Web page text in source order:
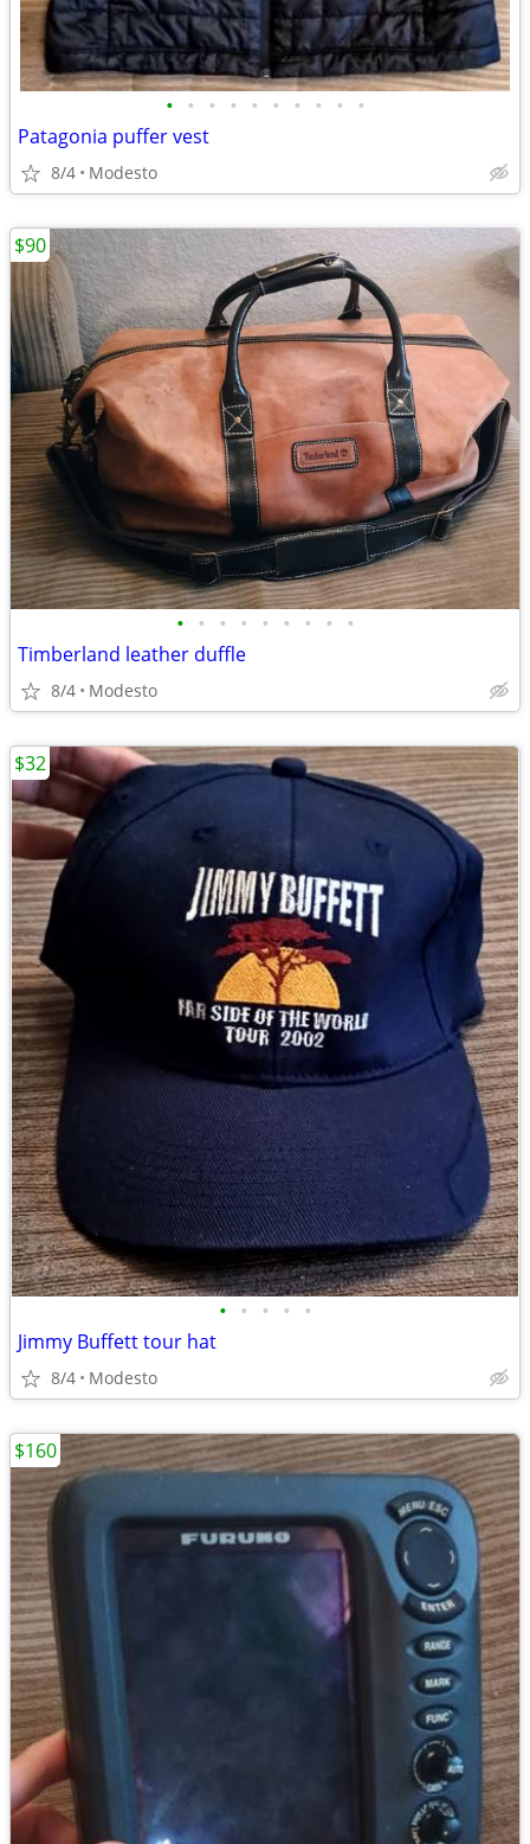
• • • • • • • • • •
Patagonia puffer vest
8/4 Modesto
• • • • • • • • •
Timberland leather duffle
8/4 Modesto
$90
• • • • •
Jimmy Buffett tour hat
8/4 Modesto
$32
$160